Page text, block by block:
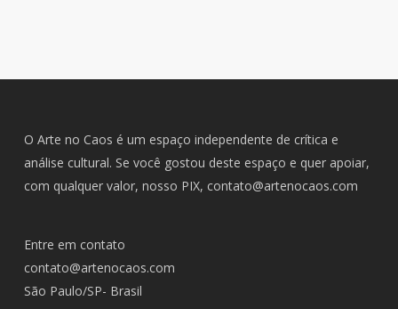
O Arte no Caos é um espaço independente de crítica e
análise cultural. Se você gostou deste espaço e quer apoiar,
com qualquer valor, nosso PIX, contato@artenocaos.com
Entre em contato
contato@artenocaos.com
São Paulo/SP- Brasil